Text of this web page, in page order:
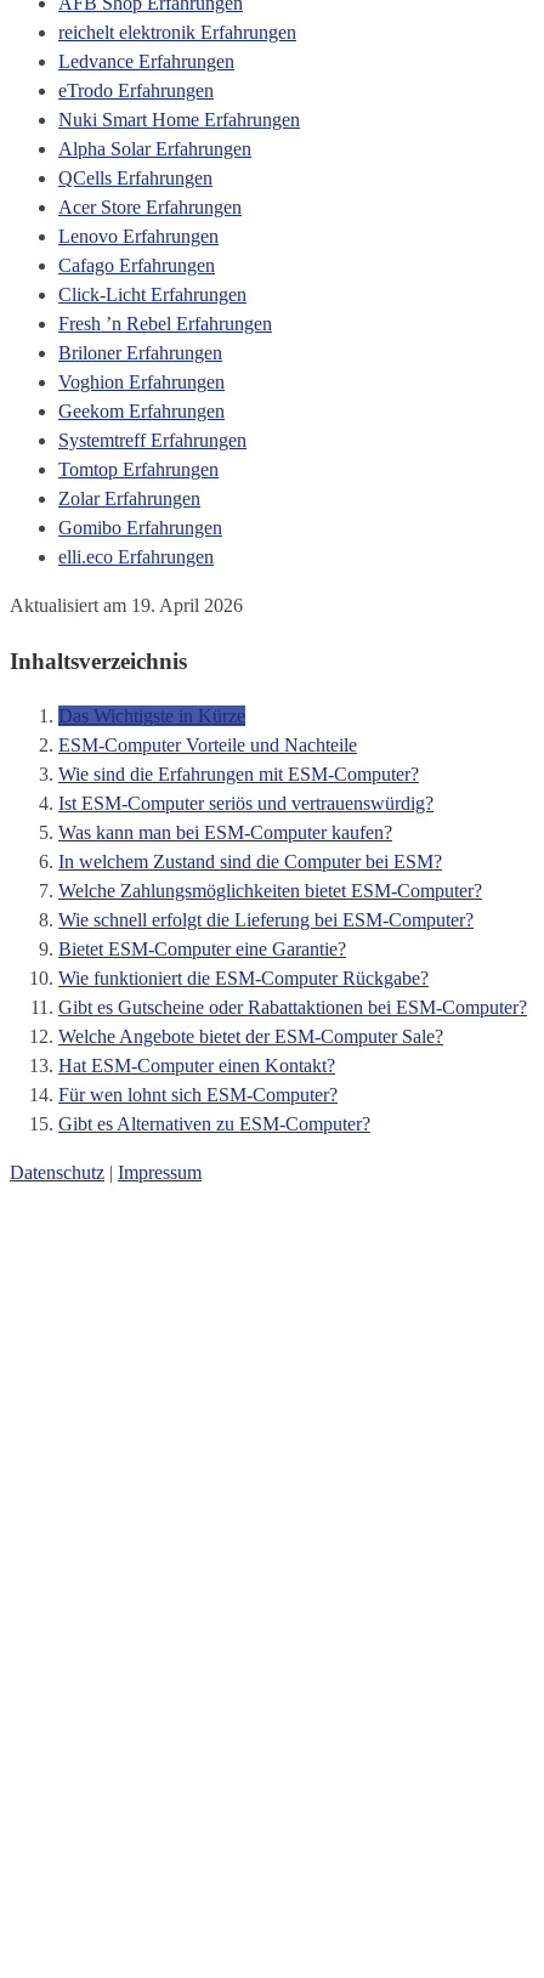
reichelt elektronik Erfahrungen
Ledvance Erfahrungen
eTrodo Erfahrungen
Nuki Smart Home Erfahrungen
Alpha Solar Erfahrungen
QCells Erfahrungen
Acer Store Erfahrungen
Lenovo Erfahrungen
Cafago Erfahrungen
Click-Licht Erfahrungen
Fresh ’n Rebel Erfahrungen
Briloner Erfahrungen
Voghion Erfahrungen
Geekom Erfahrungen
Systemtreff Erfahrungen
Tomtop Erfahrungen
Zolar Erfahrungen
Gomibo Erfahrungen
elli.eco Erfahrungen
Aktualisiert am 19. April 2026
Inhaltsverzeichnis
Das Wichtigste in Kürze
ESM-Computer Vorteile und Nachteile
Wie sind die Erfahrungen mit ESM-Computer?
Ist ESM-Computer seriös und vertrauenswürdig?
Was kann man bei ESM-Computer kaufen?
In welchem Zustand sind die Computer bei ESM?
Welche Zahlungsmöglichkeiten bietet ESM-Computer?
Wie schnell erfolgt die Lieferung bei ESM-Computer?
Bietet ESM-Computer eine Garantie?
Wie funktioniert die ESM-Computer Rückgabe?
Gibt es Gutscheine oder Rabattaktionen bei ESM-Computer?
Welche Angebote bietet der ESM-Computer Sale?
Hat ESM-Computer einen Kontakt?
Für wen lohnt sich ESM-Computer?
Gibt es Alternativen zu ESM-Computer?
Datenschutz | Impressum